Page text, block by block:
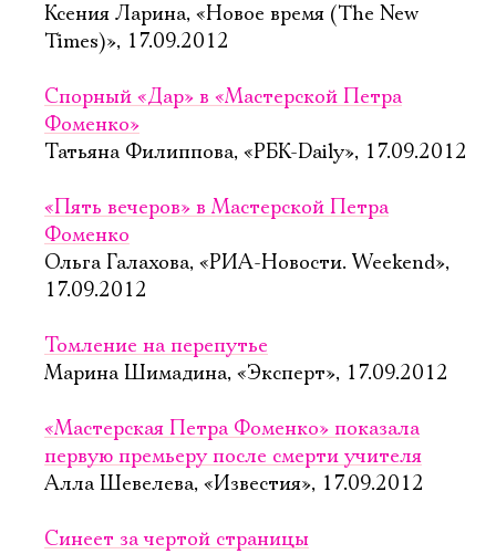
Ксения Ларина, «Новое время (The New
Times)», 17.09.2012
Спорный «Дар» в «Мастерской Петра
Фоменко»
Татьяна Филиппова, «РБК-Daily», 17.09.2012
«Пять вечеров» в Мастерской Петра
Фоменко
Ольга Галахова, «РИА-Новости. Weekend»,
17.09.2012
Томление на перепутье
Марина Шимадина, «Эксперт», 17.09.2012
«Мастерская Петра Фоменко» показала
первую премьеру после смерти учителя
Алла Шевелева, «Известия», 17.09.2012
Синеет за чертой страницы